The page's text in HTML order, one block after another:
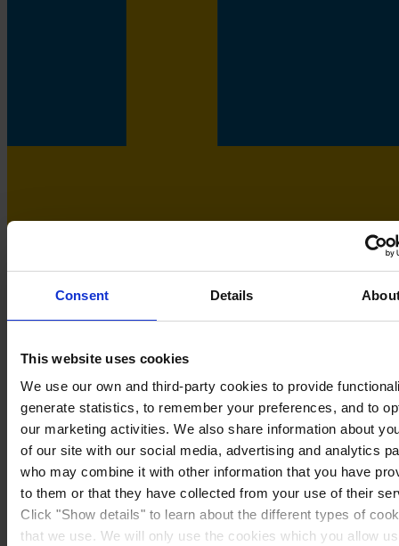
Consent Details
This website uses cookies
We use our own and third-party cookies to provide
generate statistics, to remember your preferences, and to
our marketing activities. We also share information about
of our site with our social media, advertising and analytics
who may combine it with other information that you have
to them or that they have collected from your use of their
Click "Show details" to learn about the different types of
that we use. We will only use the cookies which you allow
Sweden